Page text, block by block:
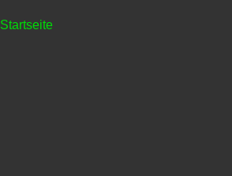
Startseite